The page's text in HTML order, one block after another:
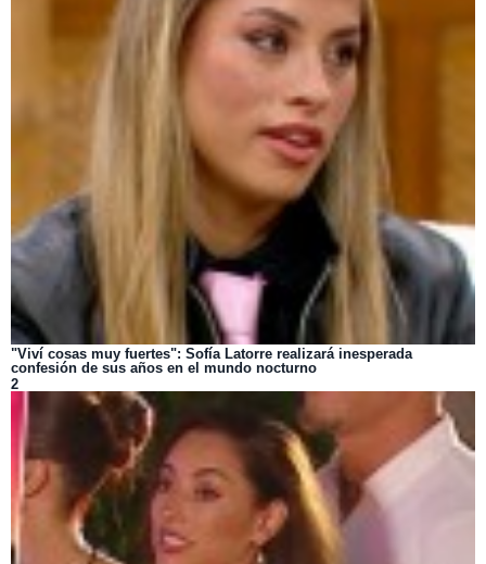
"Viví cosas muy fuertes": Sofía Latorre realizará inesperada
confesión de sus años en el mundo nocturno
2